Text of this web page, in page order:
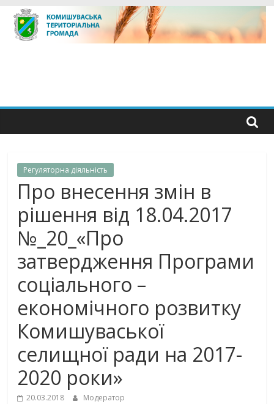
Skip
content
Регуляторна дiяльнiсть
Про внесення змін в
рішення від 18.04.2017
№_20_«Про
затвердження Програми
соціального –
економічного розвитку
Комишуваської
селищної ради на 2017-
2020 роки»
20.03.2018 Модератор